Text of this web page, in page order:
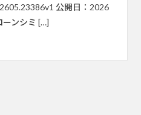
公開日：2026
ーンシミ […]